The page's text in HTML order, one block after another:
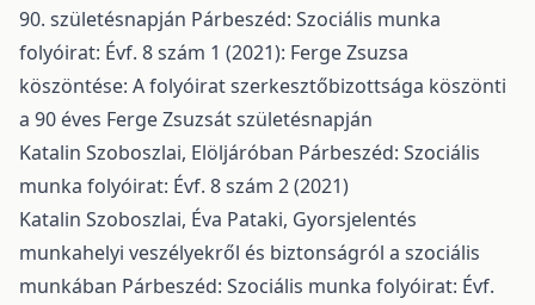
90. születésnapján Párbeszéd: Szociális munka
folyóirat: Évf. 8 szám 1 (2021): Ferge Zsuzsa
köszöntése: A folyóirat szerkesztőbizottsága köszönti
a 90 éves Ferge Zsuzsát születésnapján
Katalin Szoboszlai, Elöljáróban Párbeszéd: Szociális
munka folyóirat: Évf. 8 szám 2 (2021)
Katalin Szoboszlai, Éva Pataki, Gyorsjelentés
munkahelyi veszélyekről és biztonságról a szociális
munkában Párbeszéd: Szociális munka folyóirat: Évf.